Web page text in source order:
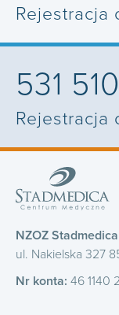
Rejestracja
531
Rejestracja
NZOZ
ul. Nakielska 327
Nr konta: 46